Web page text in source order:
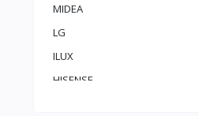
MIDEA
LG
ILUX
HISENSE